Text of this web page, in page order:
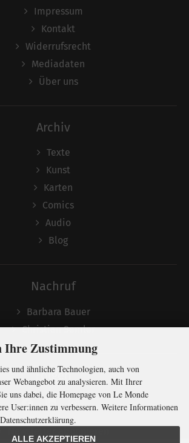
Impressum
Kontakt
Widerrufsrecht
Mediadaten
Über uns
Archiv
Texte
Kunst
Karten
Comics
Audio
Blog
Nachruf
Barbara Bauer
Christian Semler
Folgen
Ihre Zustimmung
und ähnliche Technologien, auch von
Webangebot zu analysieren. Mit Ihrer
uns dabei, die Homepage von Le Monde
User:innen zu verbessern. Weitere Informationen
ALLE AKZEPTIEREN